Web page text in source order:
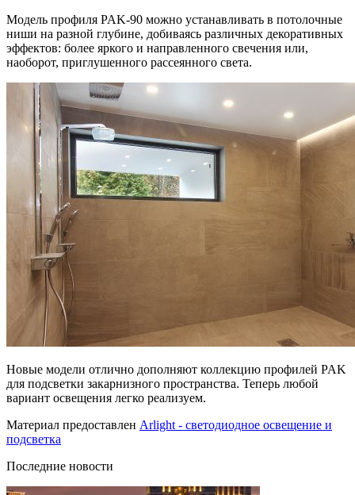
Модель профиля PAK-90 можно устанавливать в потолочные
ниши на разной глубине, добиваясь различных декоративных
эффектов: более яркого и направленного свечения или,
наоборот, приглушенного рассеянного света.
Новые модели отлично дополняют коллекцию профилей PAK
для подсветки закарнизного пространства. Теперь любой
вариант освещения легко реализуем.
Материал предоставлен Arlight - светодиодное освещение и
подсветка
Последние новости